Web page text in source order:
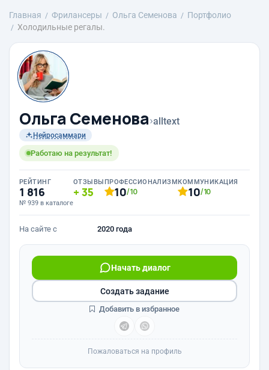
Главная Фрилансеры Ольга Семенова
Портфолио
Холодильные регалы.
Ольга Семенова›alltext
Нейросаммари
Работаю на результат!
РЕЙТИНГ
1 816
№ 939 в каталоге
ОТЗЫВЫ
35
ПРОФЕССИОНАЛИЗМ
10/10
КОММУНИКАЦИЯ
10/10
На сайте с 2020 года
Начать диалог
Создать задание
Добавить в избранное
Пожаловаться на профиль